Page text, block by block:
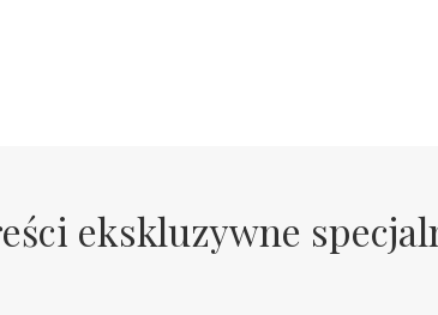
ekskluzywne